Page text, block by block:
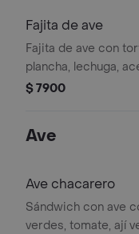
Fajita de ave
Fajita de ave con
plancha, lechuga,
tomate.
$ 7900
Ave
Ave chacarero
Sándwich con ave
verdes, tomate, ají